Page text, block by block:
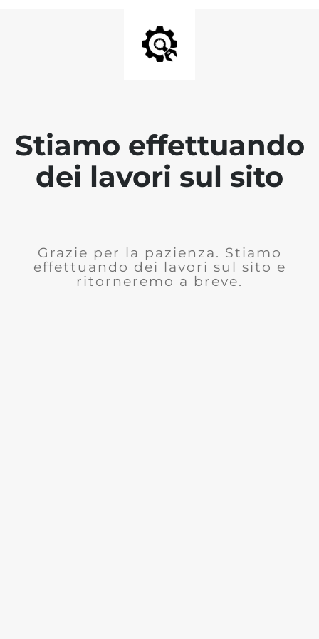
Stiamo effettuando
dei lavori sul sito
Grazie per la pazienza. Stiamo
effettuando dei lavori sul sito e
ritorneremo a breve.